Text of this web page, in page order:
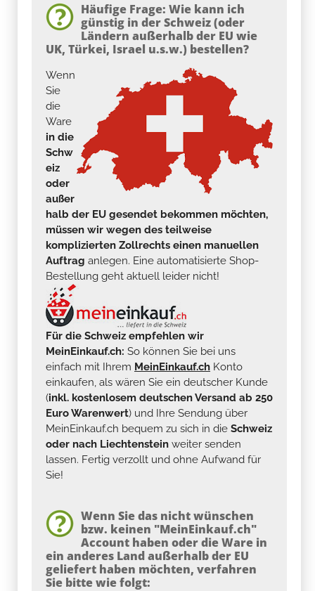
Häufige Frage: Wie kann ich
günstig in der Schweiz (oder
Ländern außerhalb der EU wie
UK, Türkei, Israel u.s.w.) bestellen?
Wenn
Sie
die
Ware
in die
Schw
eiz
oder
außer
halb der EU gesendet bekommen möchten,
müssen wir wegen des teilweise
komplizierten Zollrechts einen manuellen
Auftrag anlegen. Eine automatisierte Shop-
Bestellung geht aktuell leider nicht!
Für die Schweiz empfehlen wir
MeinEinkauf.ch: So können Sie bei uns
einfach mit Ihrem MeinEinkauf.ch Konto
einkaufen, als wären Sie ein deutscher Kunde
(inkl. kostenlosem deutschen Versand ab 250
Euro Warenwert) und Ihre Sendung über
MeinEinkauf.ch bequem zu sich in die Schweiz
oder nach Liechtenstein weiter senden
lassen. Fertig verzollt und ohne Aufwand für
Sie!
Wenn Sie das nicht wünschen
bzw. keinen "MeinEinkauf.ch"
Account haben oder die Ware in
ein anderes Land außerhalb der EU
geliefert haben möchten, verfahren
Sie bitte wie folgt: